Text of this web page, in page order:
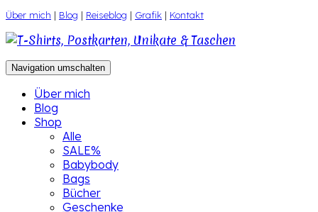
Zum
Inhalt
springen
Über mich | Blog | Reiseblog | Grafik | Kontakt
Navigation umschalten
Über mich
Blog
Shop
Alle
SALE%
Babybody
Bags
Bücher
Geschenke